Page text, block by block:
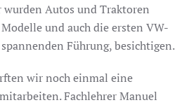
wurden Autos und Traktoren
und auch die ersten VW-
Führung, besichtigen.
wir noch einmal eine
Fachlehrer Manuel